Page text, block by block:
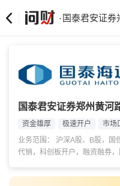
· 国泰君安证券
国泰君安证券郑州黄河
资金雄厚 极速开户
市场
业务范围： 沪深A股、B股，国债代理买卖，开方式基金代销，理财产品
代销，科创板开户，融资融券